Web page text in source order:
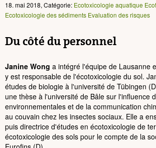
18. mai 2018, Catégorie: Ecotoxicologie aquatique
Ecotoxicologie des sédiments Evaluation des risques
Du côté du personnel
Janine Wong a intégré l'équipe de Lausanne
y est responsable de l'écotoxicologie du sol.
études de biologie à l'université de Tübingen
une thèse à l'université de Bâle sur l'influence
environnementales et de la communication
au couvain chez les insectes sociaux. Elle a
puis directrice d'études en écotoxicologie de
écotoxicologie des sols pour le compte de la